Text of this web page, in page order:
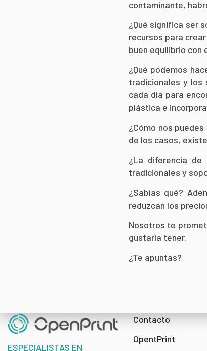
contaminante,
¿Qué significa ser
recursos para
buen equilibrio con
¿Qué podemos
tradicionales y los
cada día para
plástica e
¿Cómo nos
de los casos,
¿La diferencia
tradicionales y
¿Sabías qué?
reduzcan los
Nosotros te
gustaría tener.
¿Te apuntas?
ESPECIALISTAS EN
Contacto
OpentPrint